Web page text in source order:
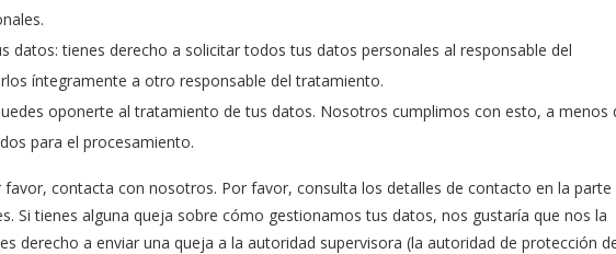
datos: tienes derecho a solicitar todos tus datos personales al responsable del
íntegramente a otro responsable del tratamiento.
oponerte al tratamiento de tus datos. Nosotros cumplimos con esto, a menos
para el procesamiento.
contacta con nosotros. Por favor, consulta los detalles de contacto en la parte
Si tienes alguna queja sobre cómo gestionamos tus datos, nos gustaría que nos la
derecho a enviar una queja a la autoridad supervisora (la autoridad de protección